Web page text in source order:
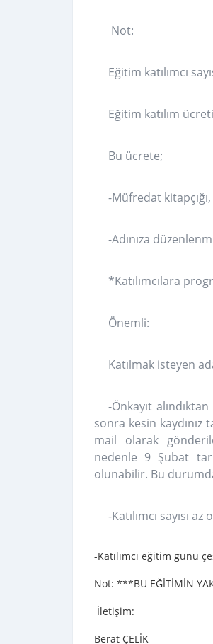
Not:
Eğitim katılımcı
Eğitim katılım
Bu ücrete;
-Müfredat kitapçığı,
-Adınıza
*Katılımcılara
Önemli:
Katılmak isteyen
-Önkayıt
sonra kesin kaydınız
mail olarak
nedenle 9 Şubat
olunabilir. Bu
-Katılımcı sayısı
-Katılımcı eğitim günü
Not: ***BU EĞİTİMİN
İletişim:
Berat ÇELİK